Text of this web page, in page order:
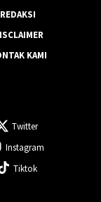
REDAKSI
KAMI
Twitter
Instagram
Tiktok